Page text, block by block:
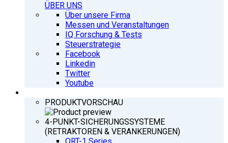
ÜBER UNS
Über unsere Firma
Messen und Veranstaltungen
IQ Forschung & Tests
Steuerstrategie
Facebook
Linkedin
Twitter
Youtube
PRODUKTVORSCHAU
4-PUNKT-SICHERUNGSSYSTEME
(RETRAKTOREN & VERANKERUNGEN)